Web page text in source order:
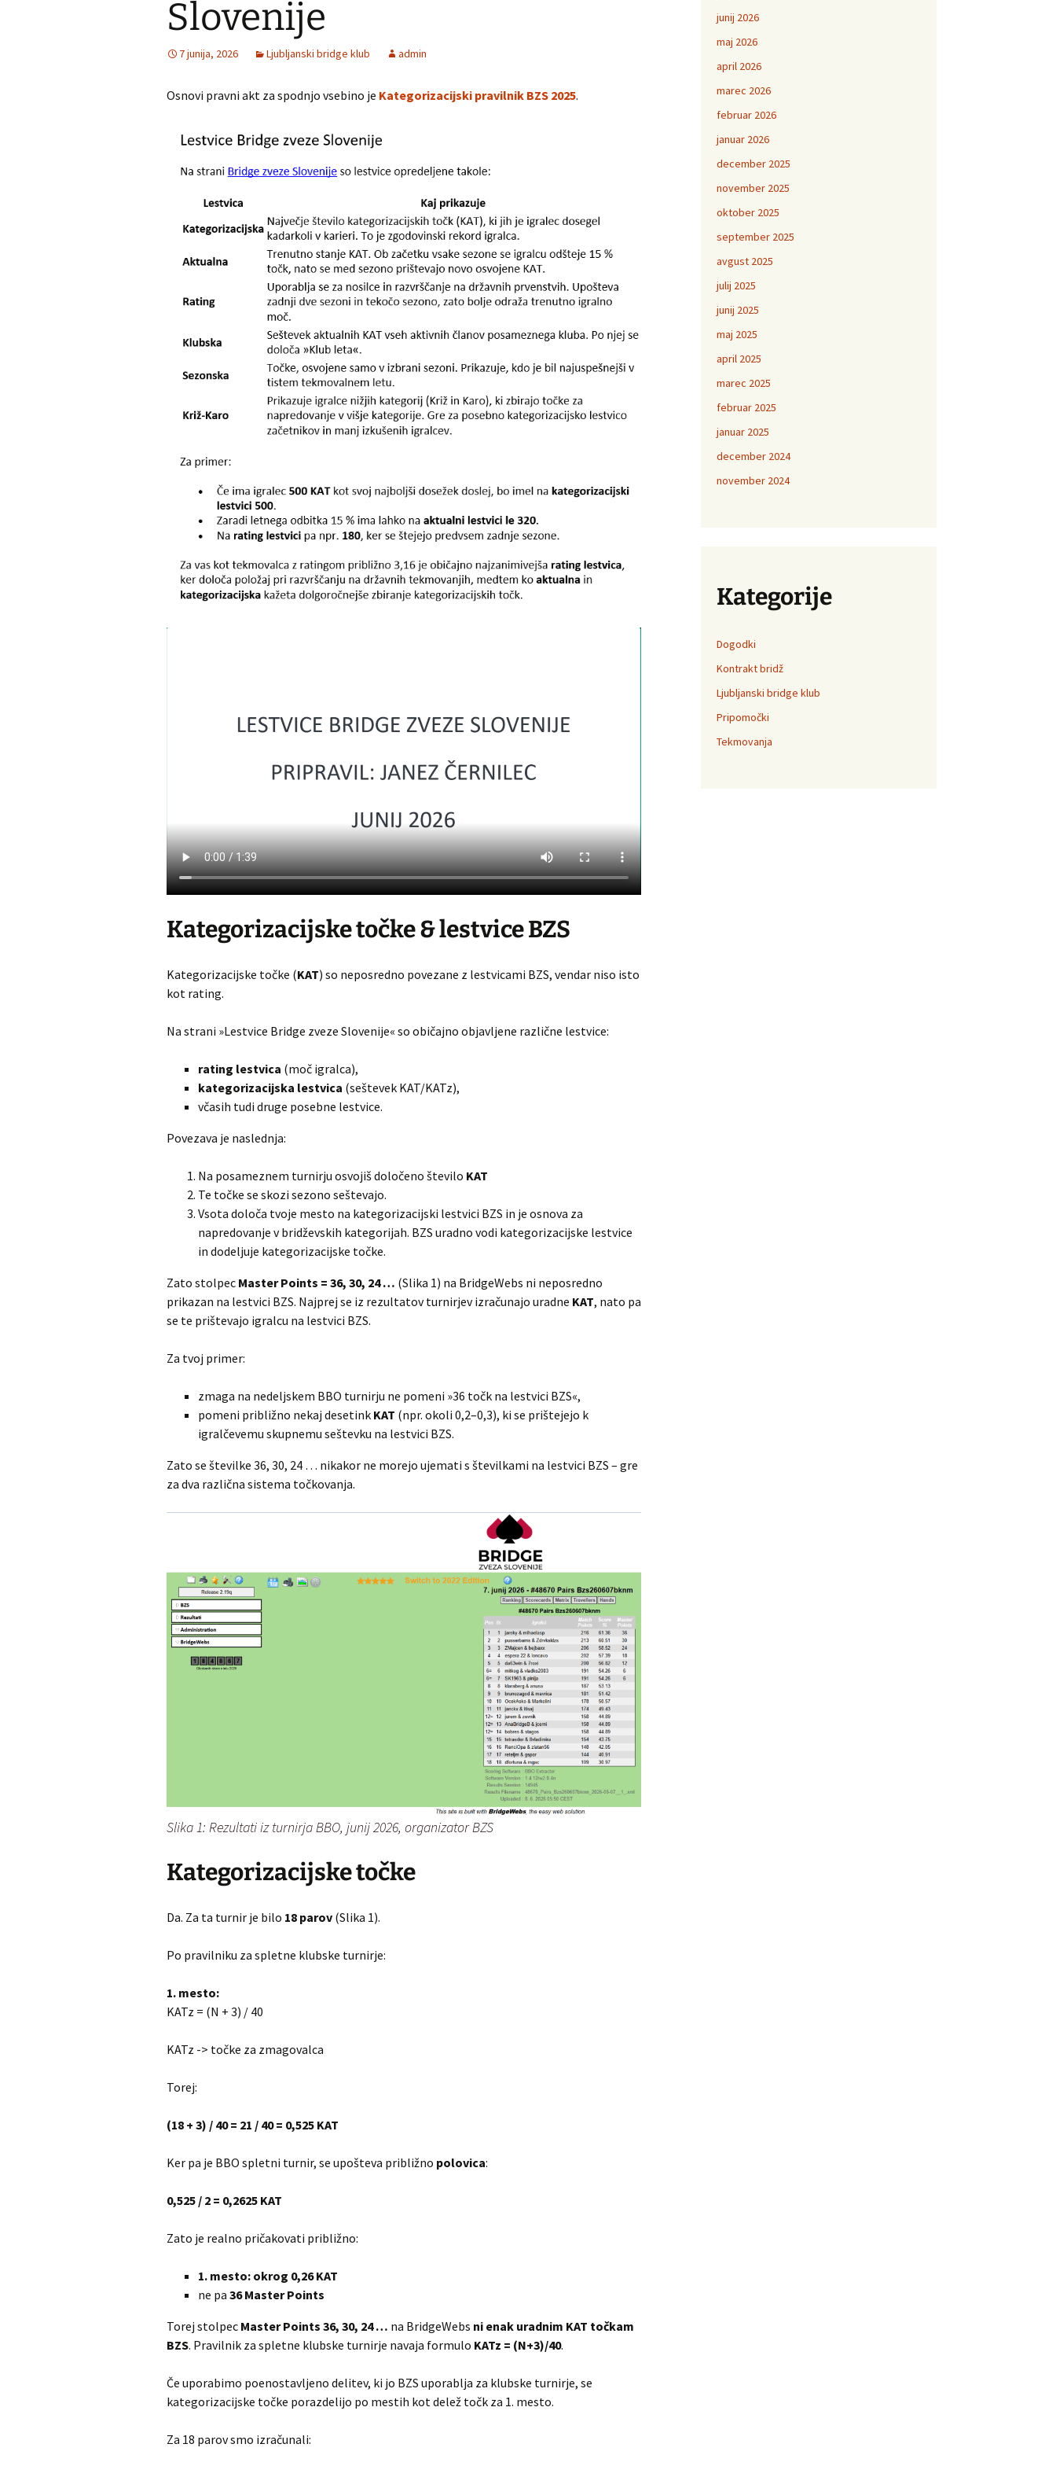
Slovenije
7 junija, 2026 Ljubljanski bridge klub admin
Osnovi pravni akt za spodnjo vsebino je Kategorizacijski pravilnik BZS 2025.
Kategorizacijske točke & lestvice BZS
Kategorizacijske točke (KAT) so neposredno povezane z lestvicami BZS, vendar niso isto
kot rating.
Na strani »Lestvice Bridge zveze Slovenije« so običajno objavljene različne lestvice:
rating lestvica (moč igralca),
kategorizacijska lestvica (seštevek KAT/KATz),
včasih tudi druge posebne lestvice.
Povezava je naslednja:
Na posameznem turnirju osvojiš določeno število KAT
Te točke se skozi sezono seštevajo.
Vsota določa tvoje mesto na kategorizacijski lestvici BZS in je osnova za
napredovanje v bridževskih kategorijah. BZS uradno vodi kategorizacijske lestvice
in dodeljuje kategorizacijske točke.
Zato stolpec Master Points = 36, 30, 24 … (Slika 1) na BridgeWebs ni neposredno
prikazan na lestvici BZS. Najprej se iz rezultatov turnirjev izračunajo uradne KAT, nato pa
se te prištevajo igralcu na lestvici BZS.
Za tvoj primer:
zmaga na nedeljskem BBO turnirju ne pomeni »36 točk na lestvici BZS«,
pomeni približno nekaj desetink KAT (npr. okoli 0,2–0,3), ki se prištejejo k
igralčevemu skupnemu seštevku na lestvici BZS.
Zato se številke 36, 30, 24 … nikakor ne morejo ujemati s številkami na lestvici BZS – gre
za dva različna sistema točkovanja.
Slika 1: Rezultati iz turnirja BBO, junij 2026, organizator BZS
Kategorizacijske točke
Da. Za ta turnir je bilo 18 parov (Slika 1).
Po pravilniku za spletne klubske turnirje:
1. mesto:
KATz = (N + 3) / 40
KATz -> točke za zmagovalca
Torej:
(18 + 3) / 40 = 21 / 40 = 0,525 KAT
Ker pa je BBO spletni turnir, se upošteva približno polovica:
0,525 / 2 = 0,2625 KAT
Zato je realno pričakovati približno:
1. mesto: okrog 0,26 KAT
ne pa 36 Master Points
Torej stolpec Master Points 36, 30, 24 … na BridgeWebs ni enak uradnim KAT točkam
BZS. Pravilnik za spletne klubske turnirje navaja formulo KATz = (N+3)/40.
Če uporabimo poenostavljeno delitev, ki jo BZS uporablja za klubske turnirje, se
kategorizacijske točke porazdelijo po mestih kot delež točk za 1. mesto.
Za 18 parov smo izračunali:
junij 2026
maj 2026
april 2026
marec 2026
februar 2026
januar 2026
december 2025
november 2025
oktober 2025
september 2025
avgust 2025
julij 2025
junij 2025
maj 2025
april 2025
marec 2025
februar 2025
januar 2025
december 2024
november 2024
Kategorije
Dogodki
Kontrakt bridž
Ljubljanski bridge klub
Pripomočki
Tekmovanja